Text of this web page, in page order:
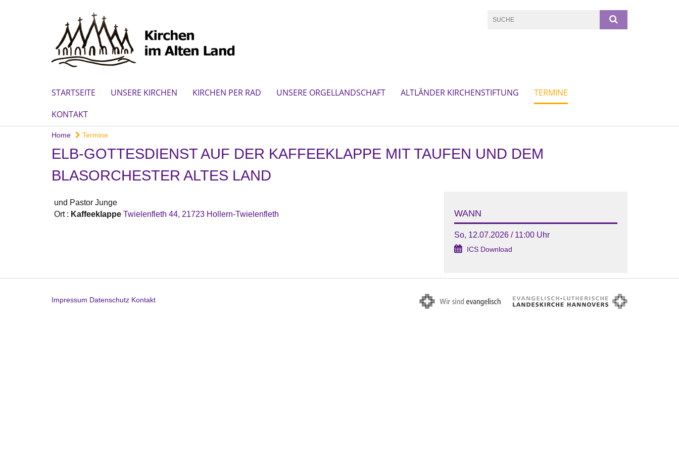
STARTSEITE UNSERE KIRCHEN KIRCHEN PER RAD UNSERE ORGELLANDSCHAFT ALTLÄNDER KIRCHENSTIFTUNG
TERMINE
KONTAKT
Home Termine
ELB-GOTTESDIENST AUF DER KAFFEEKLAPPE MIT TAUFEN UND DEM
BLASORCHESTER ALTES LAND
und Pastor Junge
Ort : Kaffeeklappe Twielenfleth 44, 21723 Hollern-Twielenfleth WANN
So, 12.07.2026 / 11:00 Uhr
ICS Download
Impressum Datenschutz Kontakt